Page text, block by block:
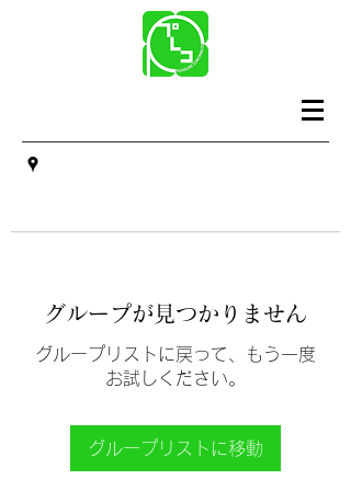
グループが見つかりません
グループリストに戻って、もう一度
お試しください。
グループリストに移動